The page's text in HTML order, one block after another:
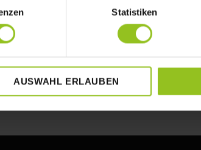
Statistiken
AUSWAHL ERLAUBEN